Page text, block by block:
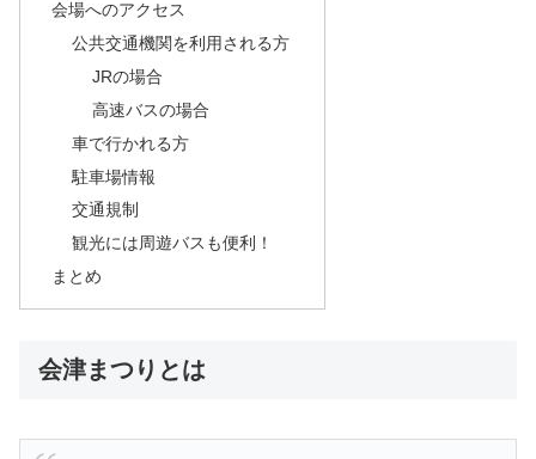
会場へのアクセス
公共交通機関を利用される方
JRの場合
高速バスの場合
車で行かれる方
駐車場情報
交通規制
観光には周遊バスも便利！
まとめ
会津まつりとは